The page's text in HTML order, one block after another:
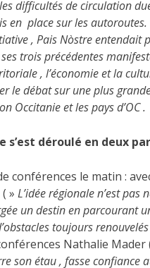
difficultés de circulation
en place sur les autoroutes.
, Pais Nòstre entendait
trois précédentes
, l’économie et la
le débat sur une plus
Occitanie et les pays d’OC .
s’est déroulé en deux
conférences le matin :
» L’idée régionale n’est pas
un destin en parcourant
toujours renouvelés
Nathalie Mader
son étau , fasse confiance